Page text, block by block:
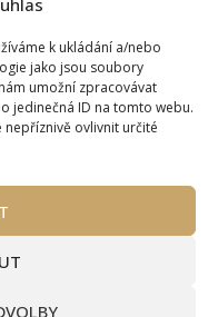
k ukládání a/nebo
jako jsou soubory
umožní zpracovávat
jedinečná ID na tomto webu.
ovlivnit určité
účet
spolupráci?
wmag.cz